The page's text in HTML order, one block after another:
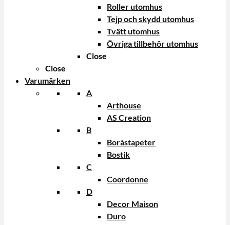
Roller utomhus
Tejp och skydd utomhus
Tvätt utomhus
Övriga tillbehör utomhus
Close
Close
Varumärken
A
Arthouse
AS Creation
B
Boråstapeter
Bostik
C
Coordonne
D
Decor Maison
Duro